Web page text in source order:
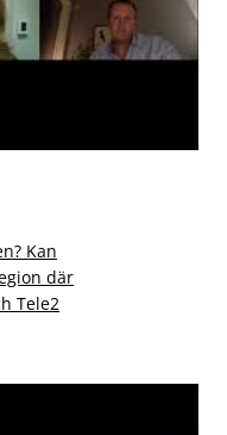
Kan
där
Tele2